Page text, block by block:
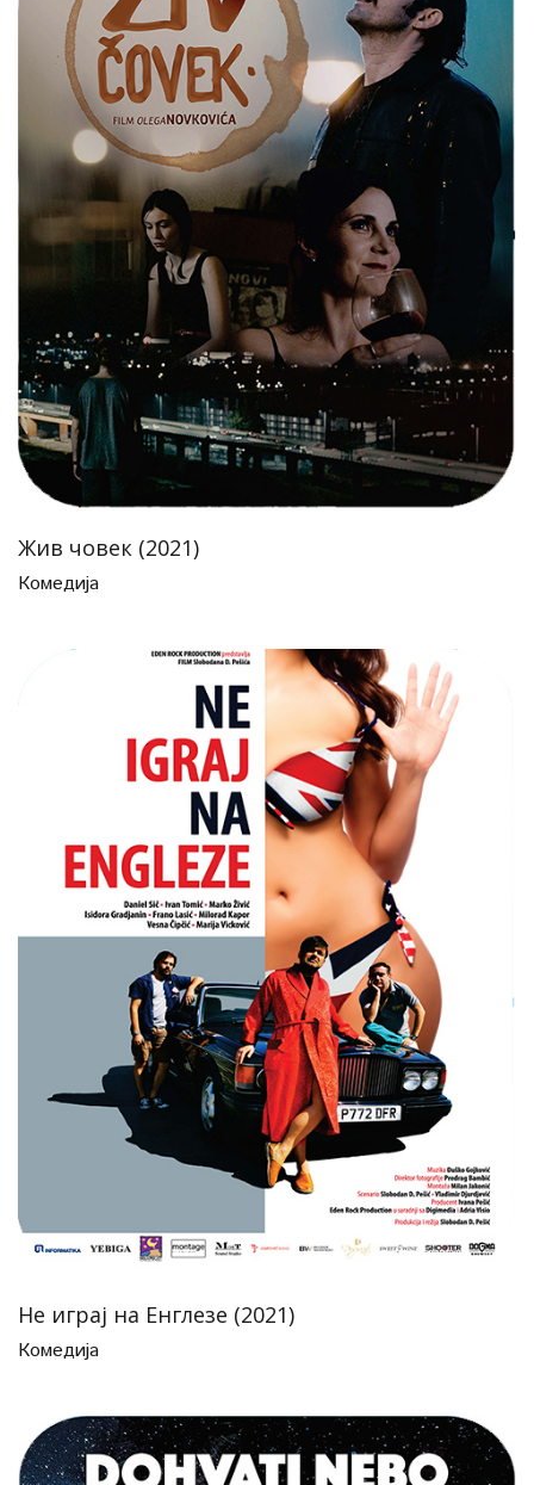
Жив човек (2021)
Комедија
Не играј на Енглезе (2021)
Комедија